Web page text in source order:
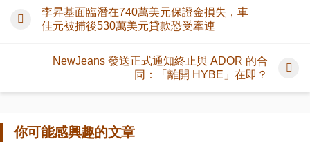
李昇基面臨潛在740萬美元保證金損失，車
佳元被捕後530萬美元貸款恐受牽連
NewJeans 發送正式通知終止與 ADOR 的合
同：「離開 HYBE」在即？
你可能感興趣的文章